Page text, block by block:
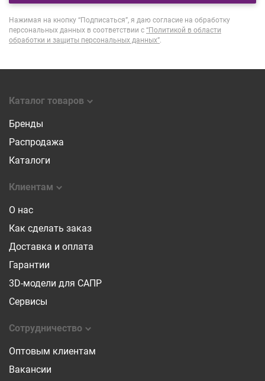
Нажимая на кнопку “Подписаться”, я даю согласие на обработку
персональных данных в соответствии с “Политикой в области
обработки и защиты персональных данных”.
Каталог товаров
Бренды
Распродажа
Каталоги
Клиентам
О нас
Как сделать заказ
Доставка и оплата
Гарантии
3D-модели для САПР
Сервисы
Сотрудничество
Оптовым клиентам
Вакансии